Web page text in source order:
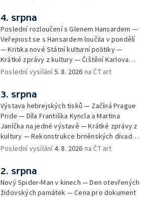
4. srpna
Poslední rozloučení s Glenem Hansardem —
Veřejnost se s Hansardem loučila v pondělí
— Kritika nové Státní kulturní politiky —
Krátké zprávy z kultury — Čištění Karlova
mostu — Archeologický výzkum na
neslyšící
Poslední vysílání5. 8. 2026 na ČT art
3. srpna
Výstava hebrejských tisků — Začíná Prague
Pride — Díla Františka Kyncla a Martina
Janíčka na jedné výstavě — Krátké zprávy z
kultury — Rekonstrukce brněnských divadel
— Budoucnost Knihovny Václava Havla —
Kulturní tipy
Poslední vysílání4. 8. 2026 na ČT art
2. srpna
Nový Spider-Man v kinech — Den otevřených
židovských památek — Cena pro dokument